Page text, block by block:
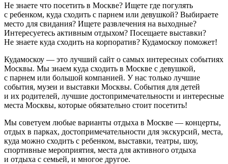
Не знаете что посетить в Москве? Ищете где погулять
с ребенком, куда сходить с парнем или девушкой? Выбираете
место для свидания? Ищете развлечения на выходные?
Интересуетесь активным отдыхом? Посещаете выставки?
Не знаете куда сходить на корпоратив? Кудамоскоу поможет!
Кудамоскоу — это лучший сайт о самых интересных событиях
Москвы. Мы знаем куда сходить в Москве с девушкой,
с парнем или большой компанией. У нас только лучшие
события, музеи и выставки Москвы. События для детей
и их родителей, лучшие достопримечательности и интересные
места Москвы, которые обязательно стоит посетить!
Мы советуем любые варианты отдыха в Москве — концерты,
отдых в парках, достопримечательности для экскурсий, места,
куда можно сходить с ребенком, выставки, театры, шоу,
спортивные мероприятия, места для активного отдыха
и отдыха с семьей, и многое другое.